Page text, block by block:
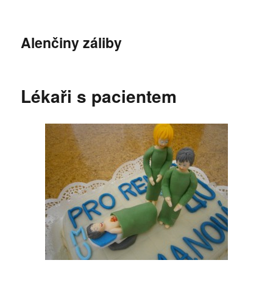
Alenčiny záliby
Lékaři s pacientem